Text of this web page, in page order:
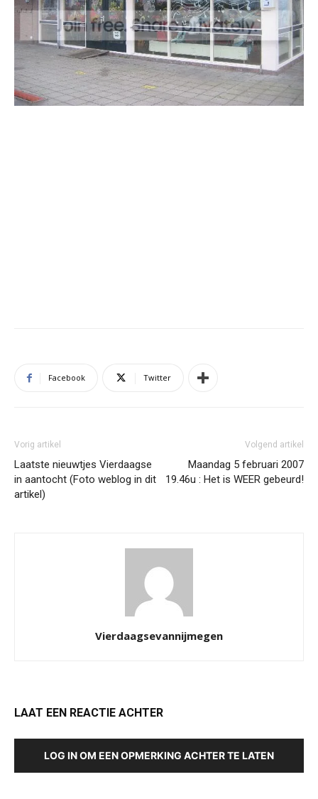
Facebook Twitter
Vorig artikel
Laatste nieuwtjes Vierdaagse
in aantocht (Foto weblog in dit
artikel)
Volgend artikel
Maandag 5 februari 2007
19.46u : Het is WEER gebeurd!
Vierdaagsevannijmegen
LAAT EEN REACTIE ACHTER
LOG IN OM EEN OPMERKING ACHTER TE LATEN